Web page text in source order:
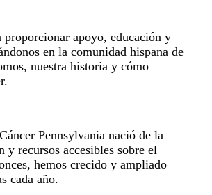
apoyo, educación y
en la comunidad hispana de
nuestra historia y cómo
Pennsylvania nació de la
recursos accesibles sobre el
hemos crecido y ampliado
cada año.